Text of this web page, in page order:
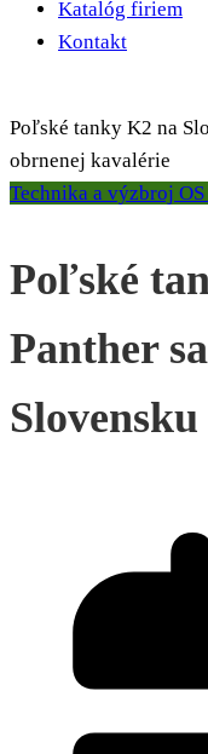
Katalóg firiem
Kontakt
Poľské tanky K2 na
obrnenej kavalérie
Technika a výzbroj OS
Poľské
Panther
Slovensku